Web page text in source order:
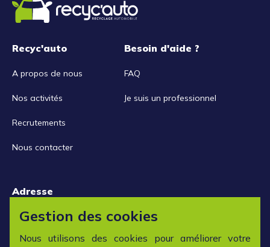
Recyc'auto
A propos de nous
Nos activités
Recrutements
Nous contacter
Besoin d'aide ?
FAQ
Je suis un professionnel
Adresse
15 rue de la Libération
42152 L'horme
Gestion des cookies
Nous utilisons des cookies pour améliorer votre